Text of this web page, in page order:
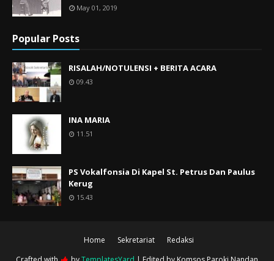
May 01, 2019
Popular Posts
RISALAH/NOTULENSI + BERITA ACARA
09.43
INA MARIA
11.51
PS Vokalfonsia Di Kapel St. Petrus Dan Paulus
Kerug
15.43
Home Sekretariat
Redaksi